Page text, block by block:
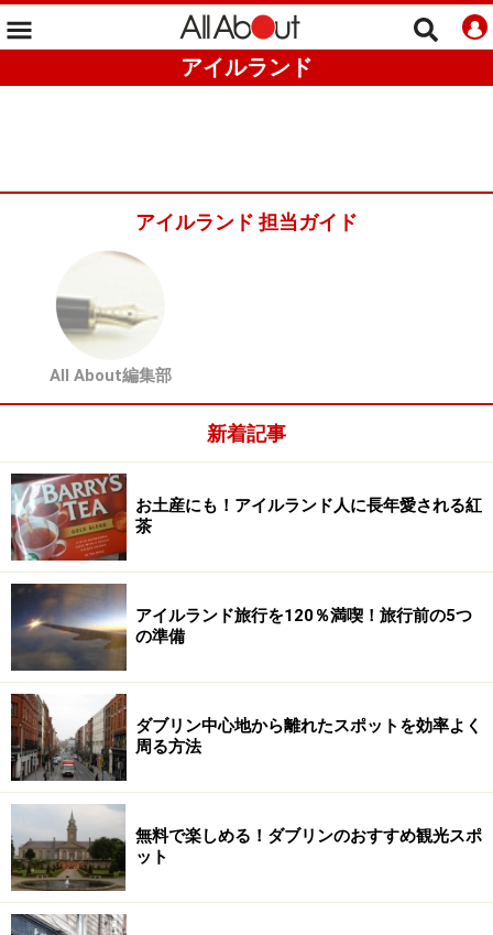
アイルランド
アイルランド 担当ガイド
All About編集部
新着記事
お土産にも！アイルランド人に長年愛される紅
茶
アイルランド旅行を120％満喫！旅行前の5つ
の準備
ダブリン中心地から離れたスポットを効率よく
周る方法
無料で楽しめる！ダブリンのおすすめ観光スポ
ット